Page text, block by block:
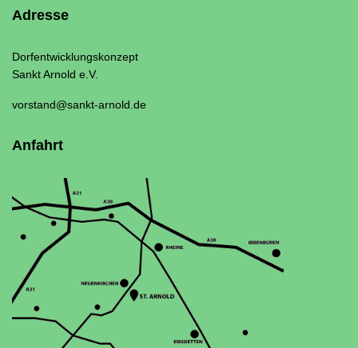
Adresse
Dorfentwicklungskonzept
Sankt Arnold e.V.
vorstand@sankt-arnold.de
Anfahrt